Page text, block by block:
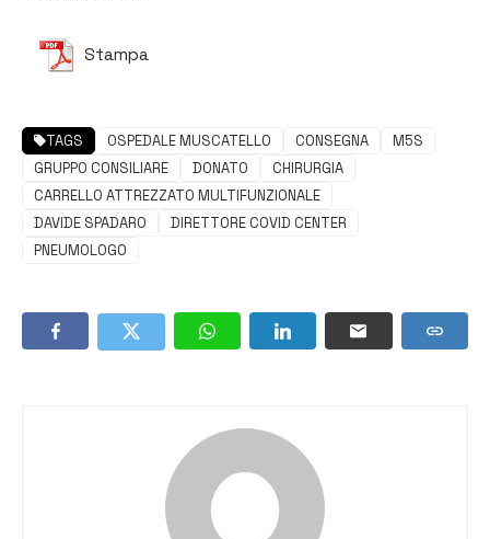
Stampa
TAGS OSPEDALE MUSCATELLO CONSEGNA
M5S
GRUPPO CONSILIARE
DONATO
CHIRURGIA
CARRELLO ATTREZZATO MULTIFUNZIONALE
DAVIDE SPADARO
DIRETTORE COVID CENTER
PNEUMOLOGO